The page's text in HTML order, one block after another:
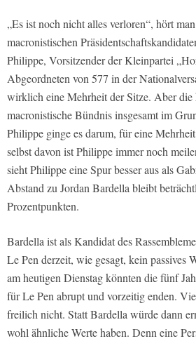
„Es ist noch nicht alles verloren“, hört
macronistischen
Philippe, Vorsitzender der Kleinpartei
Abgeordneten von 577 in der
wirklich eine Mehrheit der Sitze. Aber die
macronistische Bündnis insgesamt im
Philippe ginge es darum, für eine
selbst davon ist Philippe immer noch
sieht Philippe eine Spur besser aus als
Abstand zu Jordan Bardella bleibt
Prozentpunkten.
Bardella ist als Kandidat des
Le Pen derzeit, wie gesagt, kein passives
am heutigen Dienstag könnten die fünf
für Le Pen abrupt und vorzeitig enden.
freilich nicht. Statt Bardella würde dann
wohl ähnliche Werte haben. Denn eine